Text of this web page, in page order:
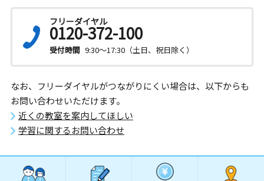
フリーダイヤル
0120-372-100
受付時間 9:30～17:30（土日、祝日除く）
なお、フリーダイヤルがつながりにくい場合は、以下からも
お問い合わせいただけます。
近くの教室を案内してほしい
学習に関するお問い合わせ